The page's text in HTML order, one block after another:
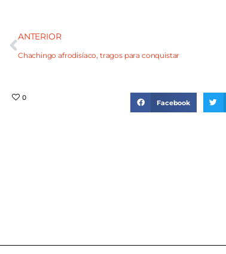
ANTERIOR
Chachingo afrodisíaco, tragos para conquistar
0
Facebook